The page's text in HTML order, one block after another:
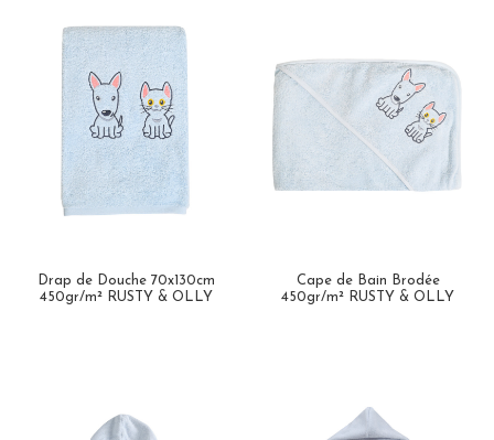
Drap de Douche 70x130cm
450gr/m² RUSTY & OLLY
Cape de Bain Brodée
450gr/m² RUSTY & OLLY